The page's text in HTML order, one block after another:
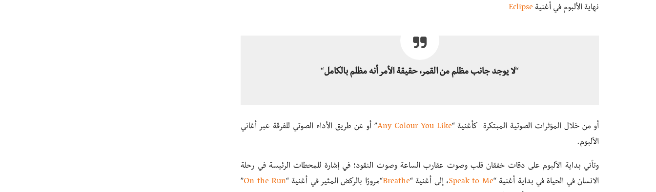
نهاية الألبوم في أغنية Eclipse
“لا يوجد جانب مظلم من القمر، حقيقة الأمر أنه مظلم بالكامل“
أو من خلال المؤثرات الصوتية المبتكرة كأغنية “Any Colour You Like” أو عن طريق الأداء الصوتي للفرقة عبر أغاني
الألبوم.
وتأتي بداية الألبوم على دقات خفقان قلب وصوت عقارب الساعة وصوت النقود؛ في إشارة للمحطات الرئيسة في رحلة
الانسان في الحياة في بداية أغنية “Speak to Me، إلى أغنية “Breathe“مرورًا بالركض المثير في أغنية “On the Run
”